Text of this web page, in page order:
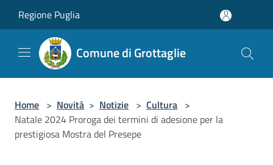
Regione Puglia
Comune di Grottaglie
Home > Novità > Notizie > Cultura >
Natale 2024 Proroga dei termini di adesione per la
prestigiosa Mostra del Presepe